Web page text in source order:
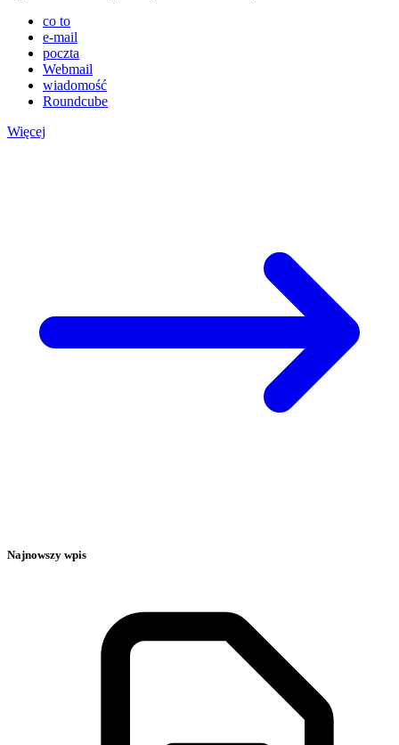
co to
e-mail
poczta
Webmail
wiadomość
Roundcube
Więcej
Najnowszy wpis